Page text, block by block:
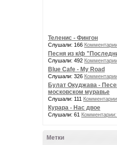
Теленис - Фингон
Слушали: 166
Песня из к/ф
Слушали: 492
Blue Cafe - My Road
Слушали: 326
Булат Окуджава -
московском муравье
Слушали: 111
Курара - Нас двое
Слушали: 61
Метки